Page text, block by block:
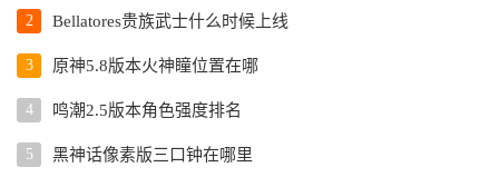
2 Bellatores贵族武士什么时候上线
3 原神5.8版本火神瞳位置在哪
4 鸣潮2.5版本角色强度排名
5 黑神话像素版三口钟在哪里